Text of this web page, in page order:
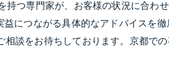
持つ専門家が、お客様の状況に合わ
につながる具体的なアドバイスを
相談をお待ちしております。京都で